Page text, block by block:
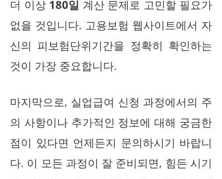
더 이상 180일 계산 문제로 고민할 필요가
없을 것입니다. 고용보험 웹사이트에서 자
신의 피보험단위기간을 정확히 확인하는
것이 가장 중요합니다.
마지막으로, 실업급여 신청 과정에서의 주
의 사항이나 추가적인 정보에 대해 궁금한
점이 있다면 언제든지 문의하시기 바랍니
다. 이 모든 과정이 잘 준비되면, 힘든 시기